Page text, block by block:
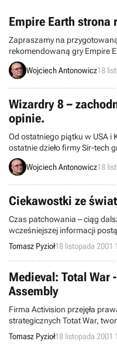
Empire Earth strona
Zapraszamy na
rekomendowaną gry Empire
polskich sklepów.
Wojciech Antonowicz18
Wizardry 8 –
opinie.
Od ostatniego piątku w USA i
ostatnie dzieło firmy Sir-tech
czekali na nowe wcielenie tej
graczy zaczerpnięte z
Wojciech Antonowicz18
Ciekawostki ze
Czas patchowania – ciąg
wcześniejszej informacji
łątkę do swego najnowszego
trafił pod koniec zeszłego
jakiś generalnych poprawek,
ściągnięcia ze strony Sir-Tech.
Tomasz Pyzioł18 listopada 2001
Medieval: Total War
Assembly
Firma Activision przejęła
strategicznych Totat War,
Assembly. Po ostatnim tytule
wydanym jeszcze przez
Tomasz Pyzioł18 listopada 2001